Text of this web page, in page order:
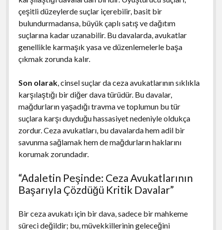
çeşitli düzeylerde suçlar içerebilir, basit bir
bulundurmadansa, büyük çaplı satış ve dağıtım
suçlarına kadar uzanabilir. Bu davalarda, avukatlar
genellikle karmaşık yasa ve düzenlemelerle başa
çıkmak zorunda kalır.
Son olarak, cinsel suçlar da ceza avukatlarının sıklıkla
karşılaştığı bir diğer dava türüdür. Bu davalar,
mağdurların yaşadığı travma ve toplumun bu tür
suçlara karşı duyduğu hassasiyet nedeniyle oldukça
zordur. Ceza avukatları, bu davalarda hem adil bir
savunma sağlamak hem de mağdurların haklarını
korumak zorundadır.
“Adaletin Peşinde: Ceza Avukatlarının
Başarıyla Çözdüğü Kritik Davalar”
Bir ceza avukatı için bir dava, sadece bir mahkeme
süreci değildir; bu, müvekkillerinin geleceğini